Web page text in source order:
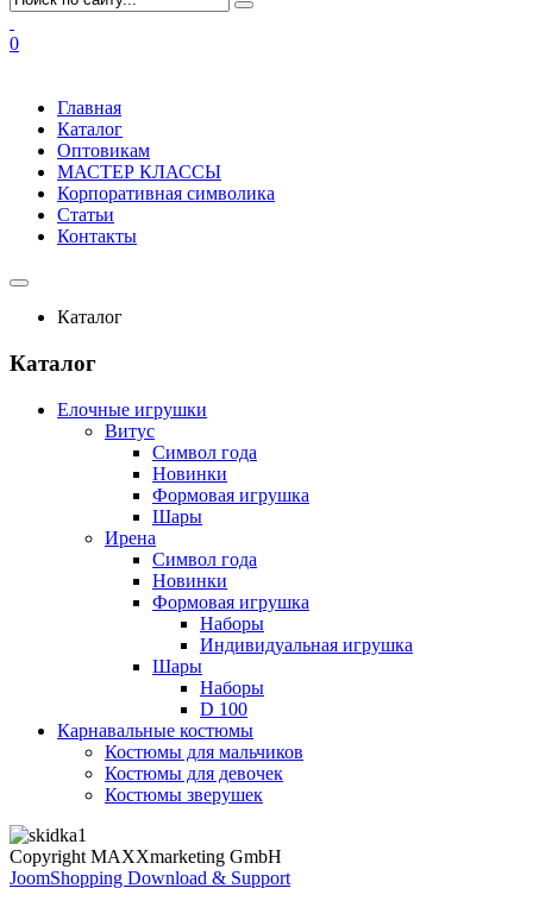
0
Главная
Каталог
Оптовикам
МАСТЕР КЛАССЫ
Корпоративная символика
Статьи
Контакты
Каталог
Каталог
Елочные игрушки
Витус
Символ года
Новинки
Формовая игрушка
Шары
Ирена
Символ года
Новинки
Формовая игрушка
Наборы
Индивидуальная игрушка
Шары
Наборы
D 100
Карнавальные костюмы
Костюмы для мальчиков
Костюмы для девочек
Костюмы зверушек
Copyright MAXXmarketing GmbH
JoomShopping Download & Support